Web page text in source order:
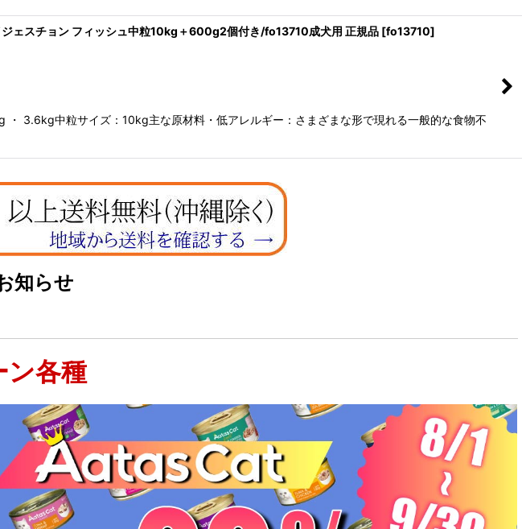
ェスチョン フィッシュ中粒10kg＋600g2個付き/fo13710成犬用 正規品 [fo13710]
3.6kg中粒サイズ：10kg主な原材料・低アレルギー：さまざまな形で現れる一般的な食物不
知らせ
ン各種